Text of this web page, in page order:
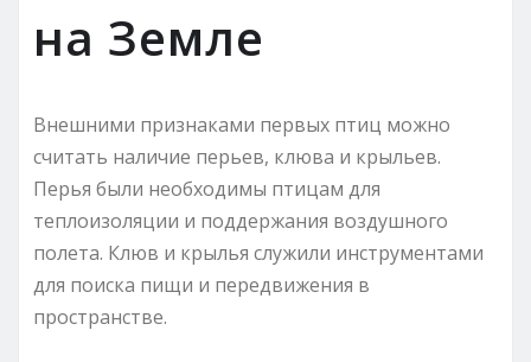
на Земле
Внешними признаками первых птиц можно
считать наличие перьев, клюва и крыльев.
Перья были необходимы птицам для
теплоизоляции и поддержания воздушного
полета. Клюв и крылья служили инструментами
для поиска пищи и передвижения в
пространстве.